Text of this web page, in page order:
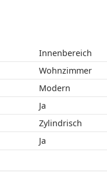
Innenbereich
Wohnzimmer
Modern
Ja
Zylindrisch
Ja